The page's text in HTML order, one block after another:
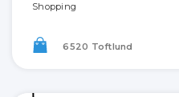
Shopping
6520 Toftlund